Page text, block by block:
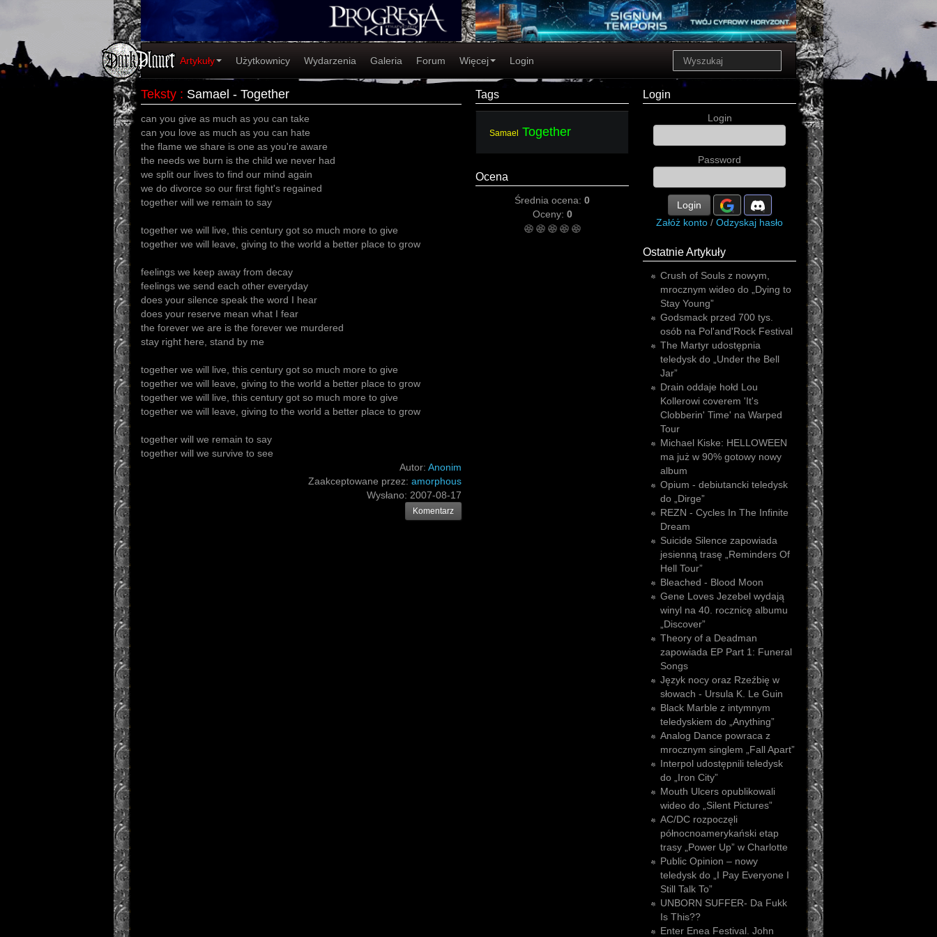
Artykuły Użytkownicy Wydarzenia Galeria Forum Więcej Login
Teksty : Samael - Together
can you give as much as you can take
can you love as much as you can hate
the flame we share is one as you're aware
the needs we burn is the child we never had
we split our lives to find our mind again
we do divorce so our first fight's regained
together will we remain to say
together we will live, this century got so much more to give
together we will leave, giving to the world a better place to grow
feelings we keep away from decay
feelings we send each other everyday
does your silence speak the word I hear
does your reserve mean what I fear
the forever we are is the forever we murdered
stay right here, stand by me
together we will live, this century got so much more to give
together we will leave, giving to the world a better place to grow
together we will live, this century got so much more to give
together we will leave, giving to the world a better place to grow
together will we remain to say
together will we survive to see
Autor: Anonim
Zaakceptowane przez: amorphous
Wysłano: 2007-08-17
Komentarz
Tags
Samael Together
Ocena
Średnia ocena: 0
Oceny: 0
Login
Login
Password
Login
Załóż konto / Odzyskaj hasło
Ostatnie Artykuły
Crush of Souls z nowym,
mrocznym wideo do „Dying to
Stay Young”
Godsmack przed 700 tys.
osób na Pol'and'Rock Festival
The Martyr udostępnia
teledysk do „Under the Bell
Jar”
Drain oddaje hołd Lou
Kollerowi coverem 'It's
Clobberin' Time' na Warped
Tour
Michael Kiske: HELLOWEEN
ma już w 90% gotowy nowy
album
Opium - debiutancki teledysk
do „Dirge”
REZN - Cycles In The Infinite
Dream
Suicide Silence zapowiada
jesienną trasę „Reminders Of
Hell Tour”
Bleached - Blood Moon
Gene Loves Jezebel wydają
winyl na 40. rocznicę albumu
„Discover”
Theory of a Deadman
zapowiada EP Part 1: Funeral
Songs
Język nocy oraz Rzeźbię w
słowach - Ursula K. Le Guin
Black Marble z intymnym
teledyskiem do „Anything”
Analog Dance powraca z
mrocznym singlem „Fall Apart”
Interpol udostępnili teledysk
do „Iron City”
Mouth Ulcers opublikowali
wideo do „Silent Pictures”
AC/DC rozpoczęli
północnoamerykański etap
trasy „Power Up” w Charlotte
Public Opinion – nowy
teledysk do „I Pay Everyone I
Still Talk To”
UNBORN SUFFER- Da Fukk
Is This??
Enter Enea Festival. John